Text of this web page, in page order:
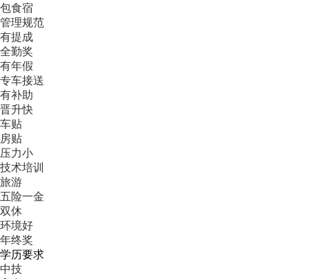
包食宿
管理规范
有提成
全勤奖
有年假
专车接送
有补助
晋升快
车贴
房贴
压力小
技术培训
旅游
五险一金
双休
环境好
年终奖
学历要求
中技